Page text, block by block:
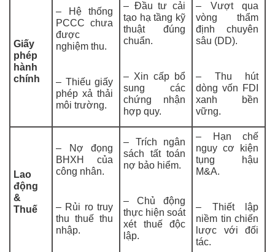
Giấy
phép
hành
chính
– Hệ thống
PCCC chưa
được
nghiệm thu.
– Thiếu giấy
phép xả thải
môi trường.
– Đầu tư cải
tạo hạ tầng kỹ
thuật đúng
chuẩn.
– Xin cấp bổ
sung các
chứng nhận
hợp quy.
– Vượt qua
vòng thẩm
định chuyên
sâu (DD).
– Thu hút
dòng vốn FDI
xanh bền
vững.
Lao
động
&
Thuế
– Nợ đọng
BHXH của
công nhân.
– Rủi ro truy
thu thuế thu
nhập.
– Trích ngân
sách tất toán
nợ bảo hiểm.
– Chủ động
thực hiện soát
xét thuế độc
lập.
– Hạn chế
nguy cơ kiện
tụng hậu
M&A.
– Thiết lập
niềm tin chiến
lược với đối
tác.